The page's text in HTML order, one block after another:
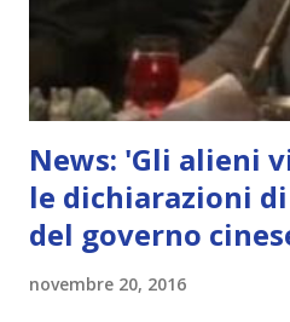
News: 'Gli alieni
le dichiarazioni
del governo
novembre 20, 2016